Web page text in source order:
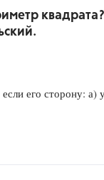
Школа
Учебники
его сторону: а)